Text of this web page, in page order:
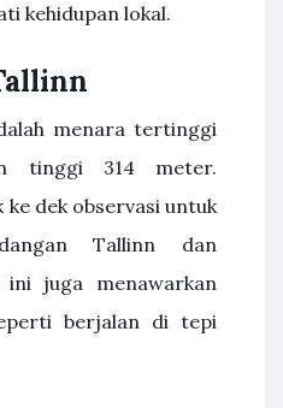
kehidupan lokal.
menara tertinggi
tinggi 314 meter.
ke dek observasi untuk
Tallinn dan
ini juga menawarkan
berjalan di tepi